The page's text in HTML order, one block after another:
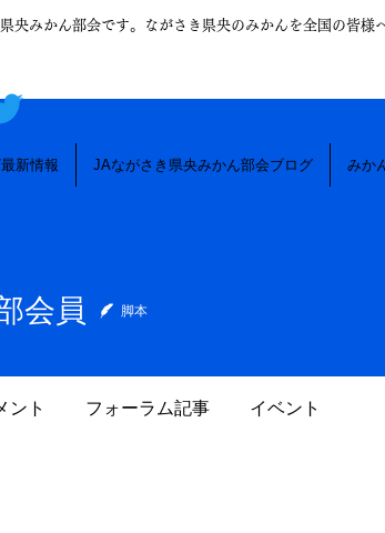
央みかん部会です。ながさき県央のみかんを全国の皆様
新情報 JAながさき県央みかん部会ブログ みか
会員 脚本
ント フォーラム記事 イベント